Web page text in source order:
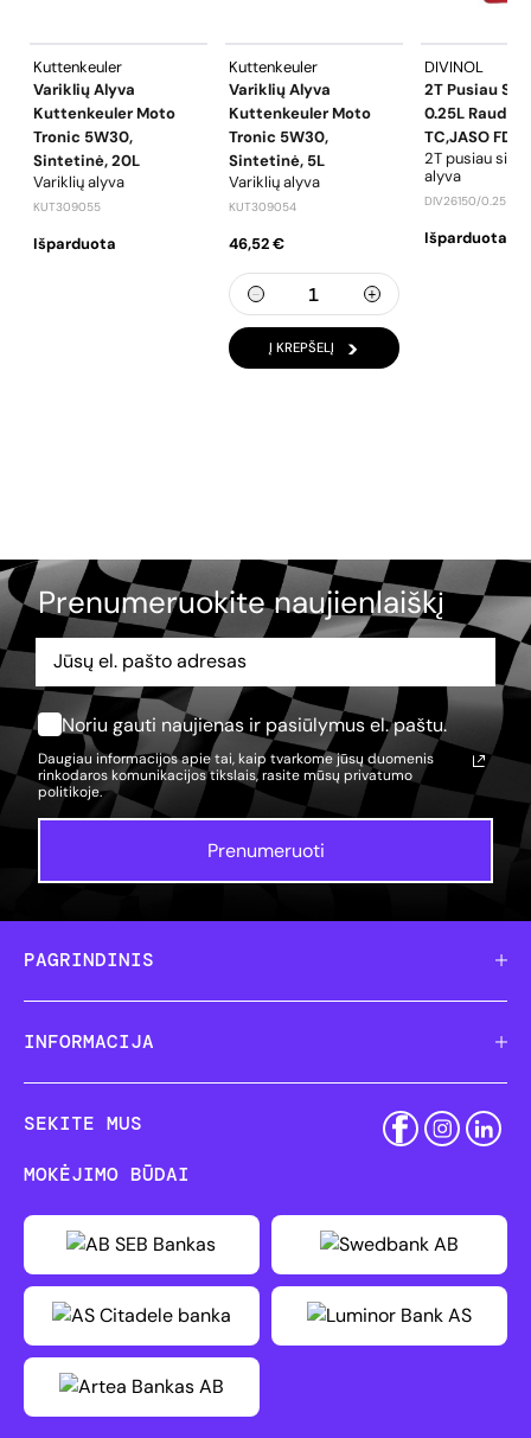
Kuttenkeuler
Variklių Alyva
Kuttenkeuler Moto
Tronic 5W30,
Sintetinė, 20L
Variklių alyva
KUT309055
Išparduota
Kuttenkeuler
Variklių Alyva
Kuttenkeuler Moto
Tronic 5W30,
Sintetinė, 5L
Variklių alyva
KUT309054
46,52 €
Į KREPŠELĮ
DIVINOL
2T Pusiau
0.25L
TC,JASO FD,
2T pusiau
alyva
DIV26150/0.25
Išparduota
Prenumeruokite naujienlaiškį
Noriu gauti naujienas ir pasiūlymus el. paštu.
Daugiau informacijos apie tai, kaip tvarkome jūsų duomenis
rinkodaros komunikacijos tikslais, rasite mūsų privatumo
politikoje.
Prenumeruoti
PAGRINDINIS
INFORMACIJA
SEKITE MUS
MOKĖJIMO BŪDAI